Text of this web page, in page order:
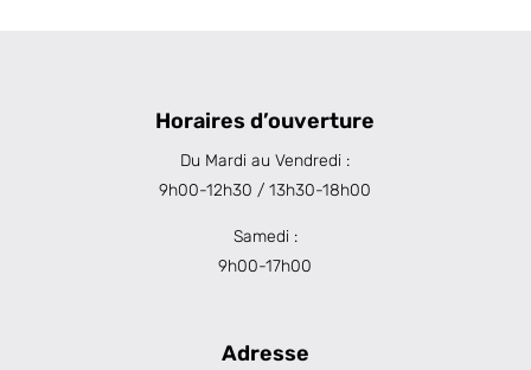
Horaires d’ouverture
Du Mardi au Vendredi :
9h00-12h30 / 13h30-18h00
Samedi :
9h00-17h00
Adresse